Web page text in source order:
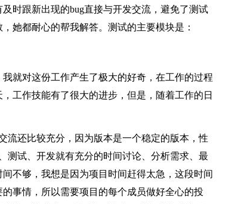
时跟新出现的bug直接与开发交流，避免了测试
她都耐心的帮我解答。测试的主要模块是：
就对这份工作产生了极大的好奇，在工作的过程
工作技能有了很大的进步，但是，随着工作的日
流还比较充分，因为版本是一个稳定的版本，性
测试、开发就有充分的时间讨论、分析需求、最
不够，我想是因为项目时间赶得太急，这段时间
事情，所以需要项目的每个成员做好全心的投